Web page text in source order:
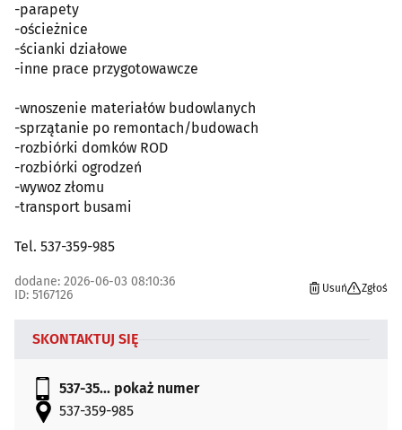
-parapety
-ościeżnice
-ścianki działowe
-inne prace przygotowawcze
-wnoszenie materiałów budowlanych
-sprzątanie po remontach/budowach
-rozbiórki domków ROD
-rozbiórki ogrodzeń
-wywoz złomu
-transport busami
Tel. 537-359-985
dodane: 2026-06-03 08:10:36
ID: 5167126
Usuń Zgłoś
SKONTAKTUJ SIĘ
537-35... pokaż numer
537-359-985